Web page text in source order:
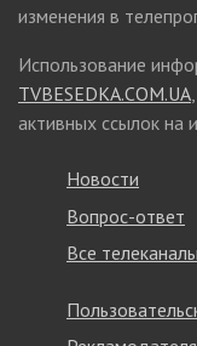
изменения в
Использование
TVBESEDKA.COM.UA
активных ссылок на
Новости
Вопрос-ответ
Все телеканалы